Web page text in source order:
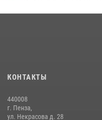
Пучков посетил 55-й
11 июля 2026, 10:00
КОНТАКТЫ
440008
г. Пенза,
ул. Некрасова д. 28